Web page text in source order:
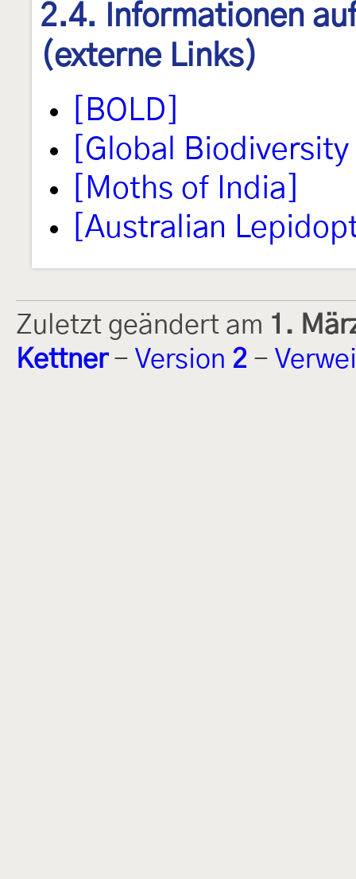
2.4. Informationen
(externe Links)
[BOLD]
[Global
[Moths of India]
[Australian
Zuletzt geändert am 1.
Kettner- Version 2 -